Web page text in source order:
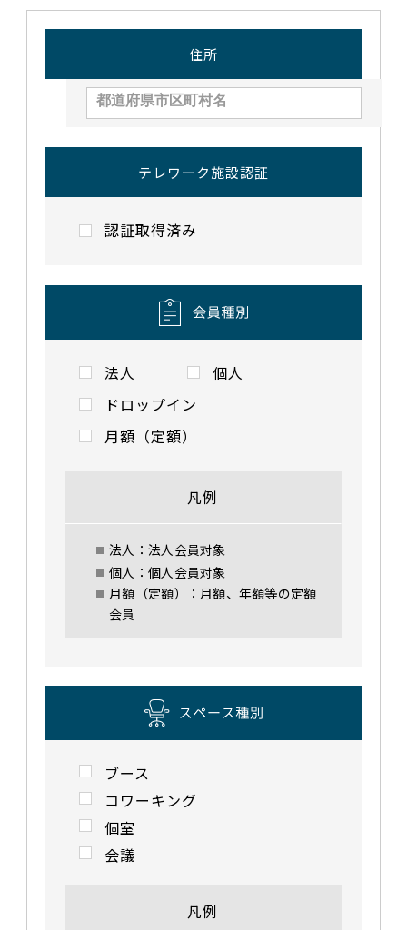
住所
テレワーク施設認証
認証取得済み
法人
個人
ドロップイン
月額（定額）
凡例
法人：法人会員対象
個人：個人会員対象
月額（定額）：月額、年額等の定額
会員
ブース
コワーキング
個室
会議
凡例